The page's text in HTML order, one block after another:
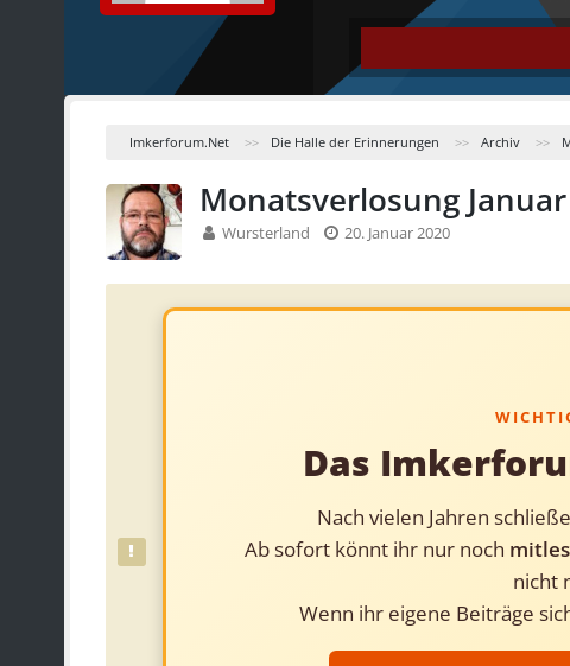
Imkerforum.Net Die Halle der Erinnerungen Archiv
Monatsverlosung
Wursterland 20. Januar 2020
Das
Nach vielen Jahren
Ab sofort könnt ihr nur noch
nicht
Wenn ihr eigene Beiträge